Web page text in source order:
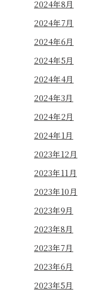
2024年8月
2024年7月
2024年6月
2024年5月
2024年4月
2024年3月
2024年2月
2024年1月
2023年12月
2023年11月
2023年10月
2023年9月
2023年8月
2023年7月
2023年6月
2023年5月